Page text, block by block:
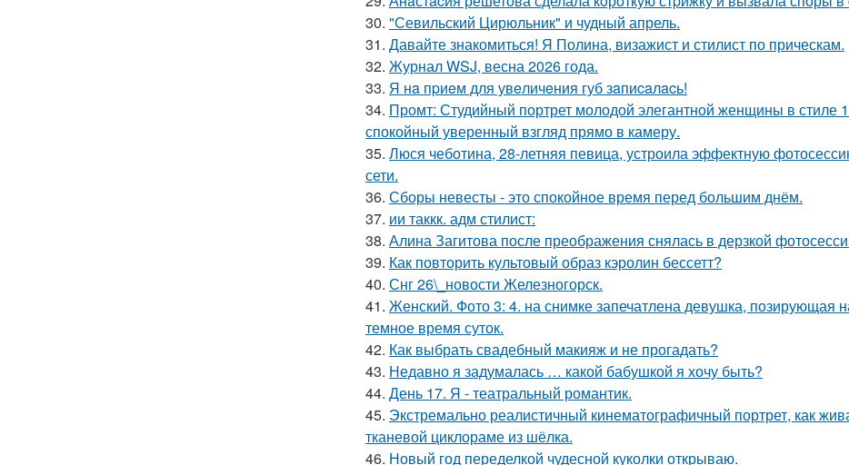
30. "Севильский Цирюльник" и чудный апрель.
31. Давайте знакомиться! Я Полина, визажист и стилист по прическам.
32. Журнал WSJ, весна 2026 года.
33. Я нa пpиeм для увeличeния губ зaпиcaлacь!
34. Промт: Студийный портрет молодой элегантной женщины в стиле
спокойный уверенный взгляд прямо в камеру.
35. Люся чеботина, 28-летняя певица, устроила эффектную
сети.
36. Сборы невесты - это спокойное время перед большим днём.
37. ии таккк. адм стилист:
38. Алина Загитова после преображения снялась в дерзкой
39. Как повторить культовый образ кэролин бессетт?
40. Снг 26\_новости Железногорск.
41. Женский. Фото 3: 4. на снимке запечатлена девушка, позирующая
темное время суток.
42. Как выбрать свадебный макияж и не прогадать?
43. Недавно я задумалась … какой бабушкой я хочу быть?
44. День 17. Я - театральный романтик.
45. Экстремально реалистичный кинематографичный портрет, как
тканевой циклораме из шёлка.
46. Новый год переделкой чудесной куколки открываю.